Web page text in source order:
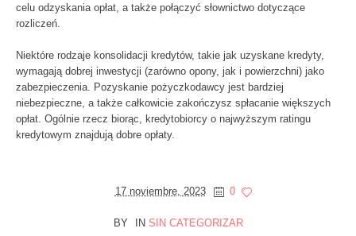
celu odzyskania opłat, a także połączyć słownictwo dotyczące
rozliczeń.
Niektóre rodzaje konsolidacji kredytów, takie jak uzyskane kredyty,
wymagają dobrej inwestycji (zarówno opony, jak i powierzchni) jako
zabezpieczenia. Pozyskanie pożyczkodawcy jest bardziej
niebezpieczne, a także całkowicie zakończysz spłacanie większych
opłat. Ogólnie rzecz biorąc, kredytobiorcy o najwyższym ratingu
kredytowym znajdują dobre opłaty.
17 noviembre, 2023 0
BY IN SIN CATEGORIZAR